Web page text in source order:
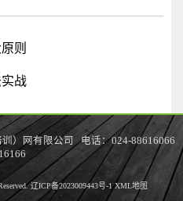
则
战
）网有限公司 电话：024-88616066
辽ICP备2023009443号-1XML地图